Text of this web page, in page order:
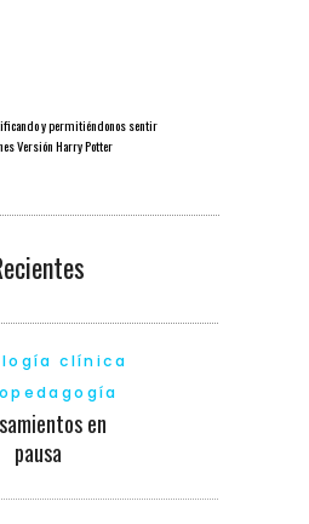
y permitiéndonos sentir
Versión Harry Potter
clínica
en
pausa